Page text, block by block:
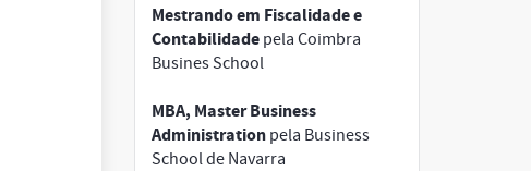
Mestrando em Fiscalidade e
Contabilidadepela Coimbra
Busines School
MBA, Master Business
Administrationpela Business
School de Navarra